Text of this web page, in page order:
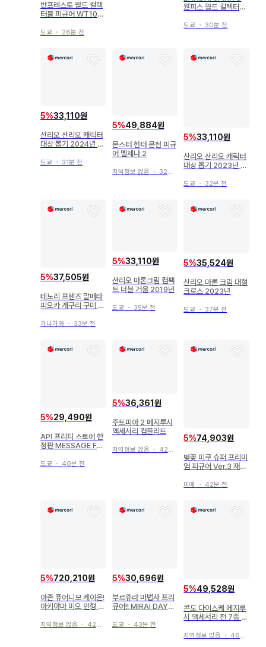
반프레스토 월드 컬렉
터블 피규어 WT100
화 대해적백경 대해적
도쿄 ・ 28분 전
원피스 월드 컬렉터블
오다 에이치로 작화 대
도쿄 ・ 30분 전
5%33,110원
산리오 산리오 캐릭터
대상 뽑기 2024년 9
로케로피
도쿄 ・ 31분 전
5%49,884원
몬스터 헌터 몬헌 피규
어 멜제나 2
지역정보 없음 ・ 32분 전
5%33,110원
산리오 산리오 캐릭터
대상 뽑기 2023년 9
도쿄 ・ 32분 전
5%37,505원
테노리 프렌즈 말메타
피오카 개구리 구미 개
품 완구
가나가와 ・ 33분 전
5%33,110원
산리오 마론크림 컴팩
트 더블 거울 2019년
도쿄 ・ 35분 전
5%35,524원
산리오 마론 크림 대형
크로스 2023년
도쿄 ・ 37분 전
5%29,490원
API 프리티 스토어 한
정판 MESSAGE FO
도쿄 ・ 40분 전
5%36,361원
주토피아 2 메지루시
액세서리 컴플리트
지역정보 없음 ・ 42분 전
5%74,903원
벚꽃 미쿠 슈퍼 프리미
엄 피규어 Ver.3 재도
미에 ・ 42분 전
5%720,210원
아존 퓨어니모 케이온!
아키야마 미오 인형 피
지역정보 없음 ・ 42분 전
5%30,696원
부르쥬라 마법사 프리
큐어!! MIRAI DAYS
요이 리코
도쿄 ・ 43분 전
5%49,528원
콘도 다이스케 메지루
시 액세서리 전 7종 컴
지역정보 없음 ・ 46분 전